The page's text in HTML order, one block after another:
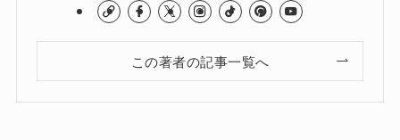
この著者の記事一覧へ